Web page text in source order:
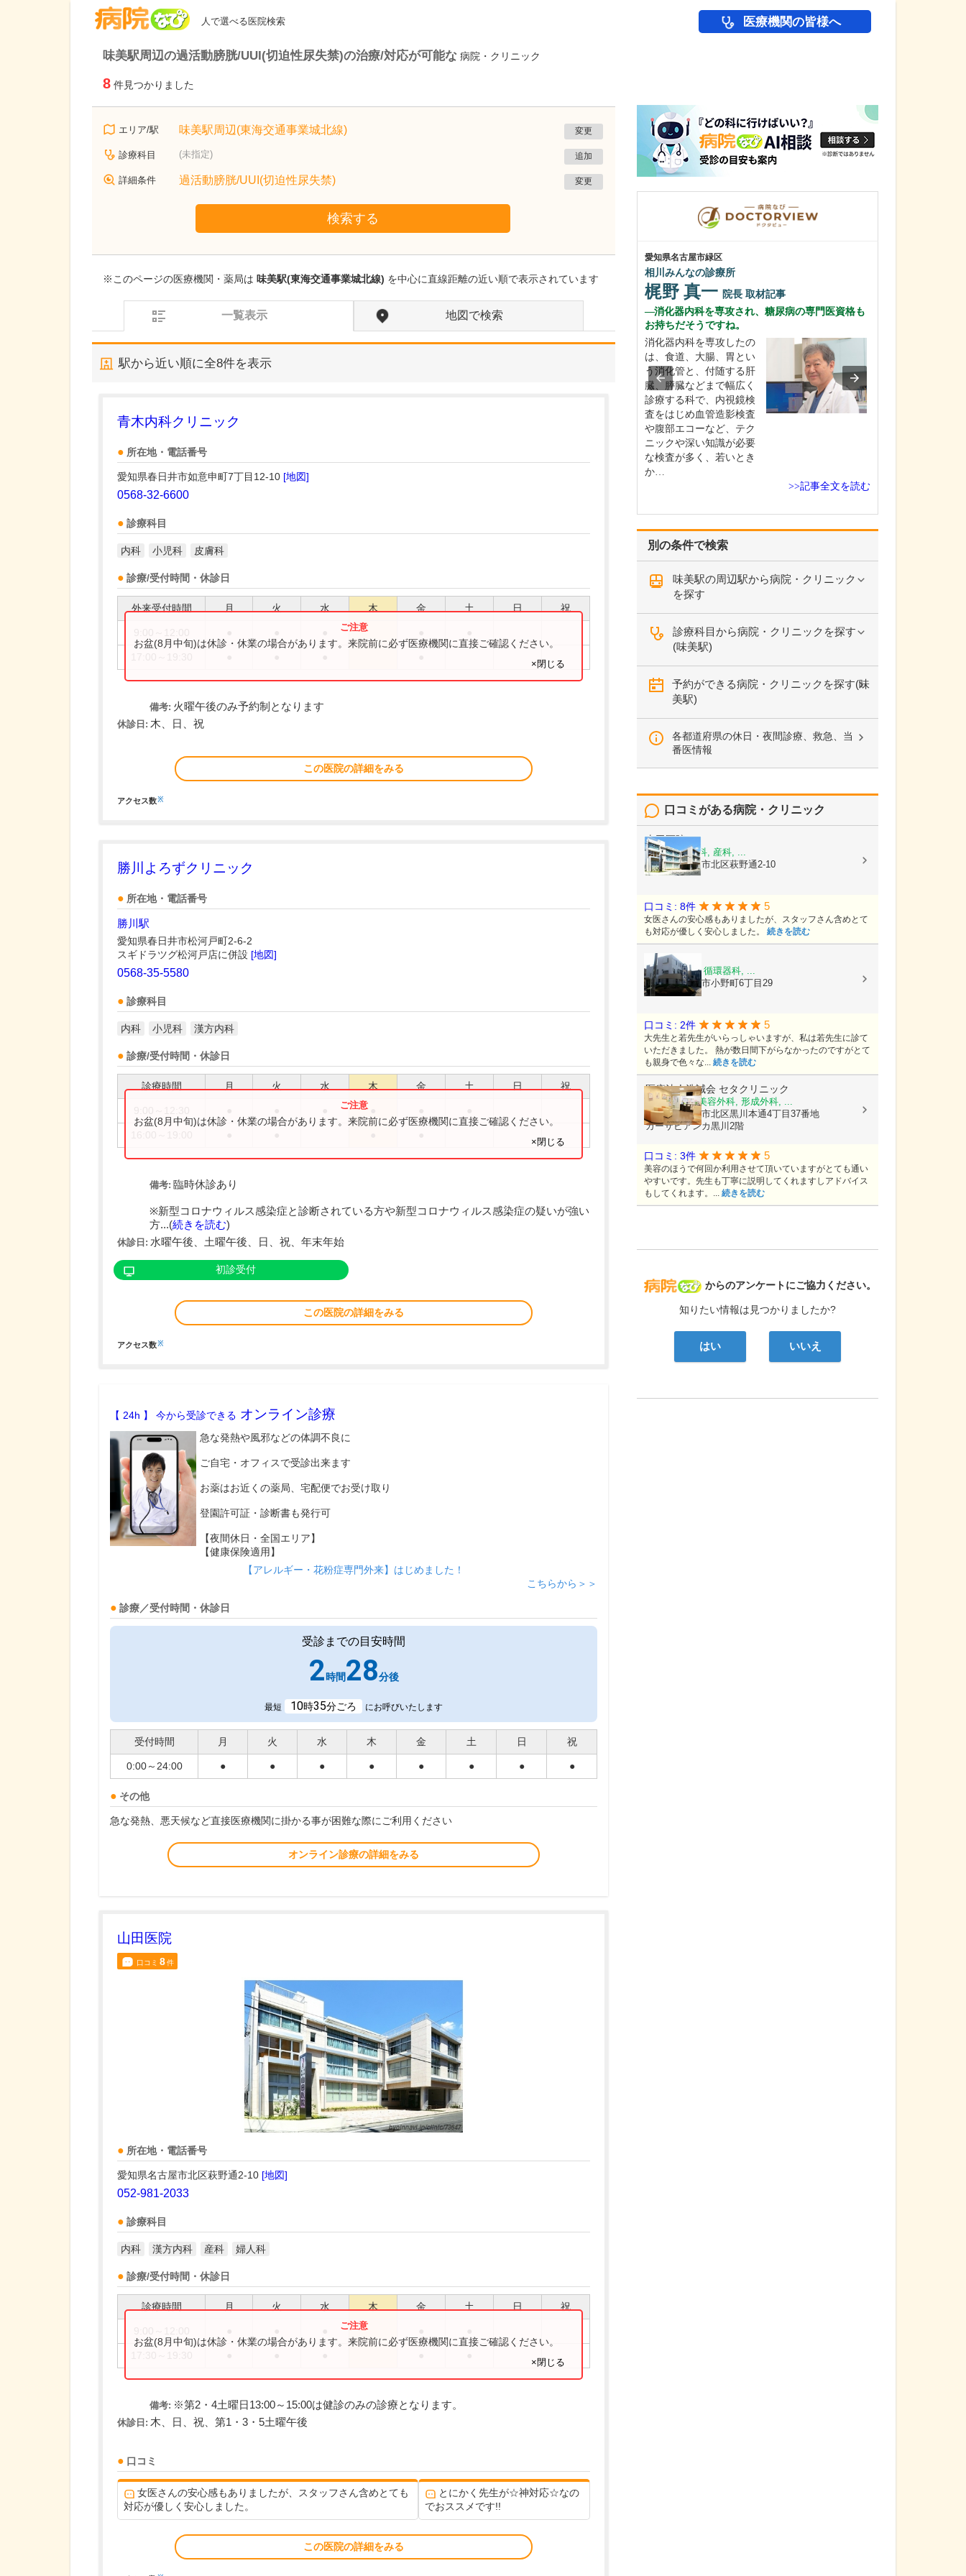
人で選べる医院検索 医療機関の皆様へ
味美駅周辺の過活動膀胱/UUI(切迫性尿失禁)の治療/対応が可能な 病院・クリニック
8 件見つかりました
エリア/駅 味美駅周辺(東海交通事業城北線) 変更
診療科目 (未指定) 追加
詳細条件 過活動膀胱/UUI(切迫性尿失禁) 変更
検索する
※このページの医療機関・薬局は 味美駅(東海交通事業城北線) を中心に直線距離の近い順で表示されています
一覧表示 地図で検索
駅から近い順に全8件を表示
青木内科クリニック
所在地・電話番号
愛知県春日井市如意申町7丁目12-10 [地図]
0568-32-6600
診療科目
内科 小児科 皮膚科
診療/受付時間・休診日
外来受付時間 月 火 水 木 金 土 日 祝
お盆(8月中旬)は休診・休業の場合があります。来院前に必ず医療機関に直接ご確認ください。
×閉じる
備考: 火曜午後のみ予約制となります
休診日: 木、日、祝
この医院の詳細をみる
アクセス数※
勝川よろずクリニック
所在地・電話番号
勝川駅
愛知県春日井市松河戸町2-6-2
スギドラツグ松河戸店に併設 [地図]
0568-35-5580
診療科目
内科 小児科 漢方内科
診療/受付時間・休診日
診療時間 月 火 水 木 金 土 日 祝
お盆(8月中旬)は休診・休業の場合があります。来院前に必ず医療機関に直接ご確認ください。
×閉じる
備考: 臨時休診あり
※新型コロナウィルス感染症と診断されている方や新型コロナウィルス感染症の疑いが強い
方...(続きを読む)
休診日: 水曜午後、土曜午後、日、祝、年末年始
初診受付
この医院の詳細をみる
アクセス数※
【 24h 】 今から受診できる オンライン診療
急な発熱や風邪などの体調不良に
ご自宅・オフィスで受診出来ます
お薬はお近くの薬局、宅配便でお受け取り
登園許可証・診断書も発行可
【夜間休日・全国エリア】
【健康保険適用】
【アレルギー・花粉症専門外来】はじめました！
こちらから＞＞
診療／受付時間・休診日
受診までの目安時間
2時間28分後
最短 10時35分ごろ にお呼びいたします
受付時間 月 火 水 木 金 土 日 祝
0:00～24:00 ● ● ● ● ● ● ● ●
その他
急な発熱、悪天候など直接医療機関に掛かる事が困難な際にご利用ください
オンライン診療の詳細をみる
山田医院
口コミ 8件
所在地・電話番号
愛知県名古屋市北区萩野通2-10 [地図]
052-981-2033
診療科目
内科 漢方内科 産科 婦人科
診療/受付時間・休診日
診療時間 月 火 水 木 金 土 日 祝
お盆(8月中旬)は休診・休業の場合があります。来院前に必ず医療機関に直接ご確認ください。
×閉じる
備考: ※第2・4土曜日13:00～15:00は健診のみの診療となります。
休診日: 木、日、祝、第1・3・5土曜午後
口コミ
女医さんの安心感もありましたが、スタッフさん含めとても
対応が優しく安心しました。
とにかく先生が☆神対応☆なの
でおススメです!!
この医院の詳細をみる
別の条件で検索
味美駅の周辺駅から病院・クリニック
を探す
診療科目から病院・クリニックを探す
(味美駅)
予約ができる病院・クリニックを探す(味
美駅)
各都道府県の休日・夜間診療、救急、当
番医情報
病院なび
からのアンケートにご協力ください。
知りたい情報は見つかりましたか?
はい いいえ
口コミがある病院・クリニック
山田医院
内科, 漢方内科, 産科, ...
愛知県名古屋市北区萩野通2-10
口コミ: 8件 5
女医さんの安心感もありましたが、スタッフさん含めとて
も対応が優しく安心しました。 続きを読む
岡島内科
内科, 小児科, 循環器科, ...
愛知県春日井市小野町6丁目29
口コミ: 2件 5
大先生と若先生がいらっしゃいますが、私は若先生に診て
いただきました。 熱が数日間下がらなかったのですがとて
も親身で色々な... 続きを読む
医療法人浩誠会 セタクリニック
美容皮膚科, 美容外科, 形成外科, ...
愛知県名古屋市北区黒川本通4丁目37番地
カーサビアンカ黒川2階
口コミ: 3件 5
美容のほうで何回か利用させて頂いていますがとても通い
やすいです。先生も丁寧に説明してくれますしアドバイス
もしてくれます。... 続きを読む
愛知県名古屋市千種区
ちぐさ内科クリニック覚王山
貴院の特長や力を入れている診療を教えてくだ
当院は、地域の皆さんが
愛知県名古屋市緑区
相川みんなの診療所
梶野 真一 院長 取材記事
消化器内科を専攻され、糖尿病の専門医資格も
お持ちだそうですね。
消化器内科を専攻したの
は、食道、大腸、胃とい
う消化管と、付随する肝
臓、膵臓などまで幅広く
診療する科で、内視鏡検
査をはじめ血管造影検査
や腹部エコーなど、テク
ニックや深い知識が必要
な検査が多く、若いとき
か…
>>記事全文を読む